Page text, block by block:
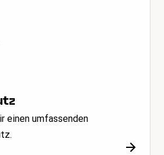
einen umfassenden